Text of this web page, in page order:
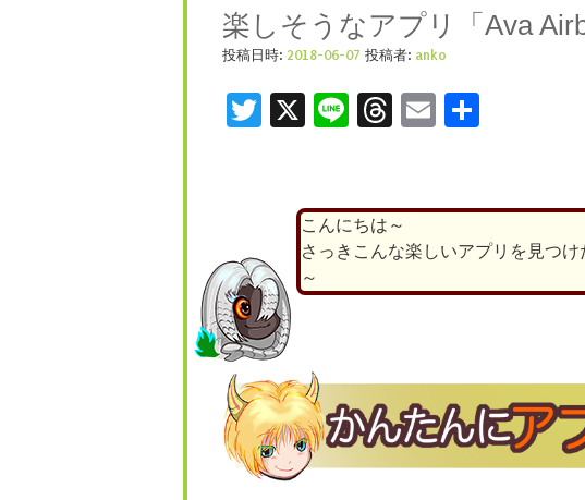
楽しそうなアプリ「Ava
投稿日時: 2018-06-07 投稿者: anko
Twitter
X LineThreads
Email
こんにちは～
さっきこんな楽しいアプリを見つ
～